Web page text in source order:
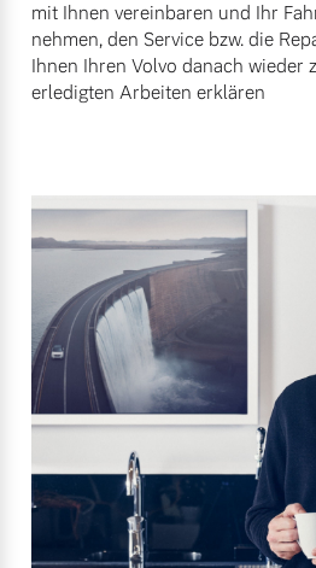
mit Ihnen vereinbaren und Ihr
nehmen, den Service bzw. die
Ihnen Ihren Volvo danach wieder
erledigten Arbeiten erklären